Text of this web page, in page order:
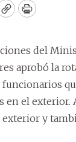
CopyPrint
del
aprobó la
funcionarios
en el exterior.
y